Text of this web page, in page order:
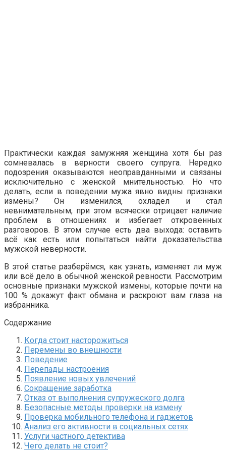
Практически каждая замужняя женщина хотя бы раз
сомневалась в верности своего супруга. Нередко
подозрения оказываются неоправданными и связаны
исключительно с женской мнительностью. Но что
делать, если в поведении мужа явно видны признаки
измены? Он изменился, охладел и стал
невнимательным, при этом всячески отрицает наличие
проблем в отношениях и избегает откровенных
разговоров. В этом случае есть два выхода: оставить
всё как есть или попытаться найти доказательства
мужской неверности.
В этой статье разберёмся, как узнать, изменяет ли муж
или всё дело в обычной женской ревности. Рассмотрим
основные признаки мужской измены, которые почти на
100 % докажут факт обмана и раскроют вам глаза на
избранника.
Содержание
Когда стоит насторожиться
Перемены во внешности
Поведение
Перепады настроения
Появление новых увлечений
Сокращение заработка
Отказ от выполнения супружеского долга
Безопасные методы проверки на измену
Проверка мобильного телефона и гаджетов
Анализ его активности в социальных сетях
Услуги частного детектива
Чего делать не стоит?